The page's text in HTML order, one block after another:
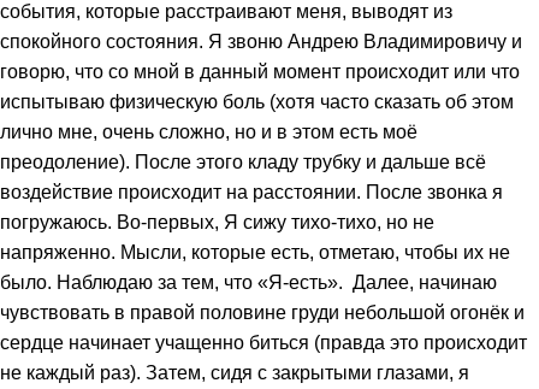
события, которые расстраивают меня, выводят из
спокойного состояния. Я звоню Андрею Владимировичу и
говорю, что со мной в данный момент происходит или что
испытываю физическую боль (хотя часто сказать об этом
лично мне, очень сложно, но и в этом есть моё
преодоление). После этого кладу трубку и дальше всё
воздействие происходит на расстоянии. После звонка я
погружаюсь. Во-первых, Я сижу тихо-тихо, но не
напряженно. Мысли, которые есть, отметаю, чтобы их не
было. Наблюдаю за тем, что «Я-есть». Далее, начинаю
чувствовать в правой половине груди небольшой огонёк и
сердце начинает учащенно биться (правда это происходит
не каждый раз). Затем, сидя с закрытыми глазами, я